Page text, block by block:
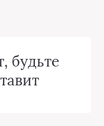
будьте